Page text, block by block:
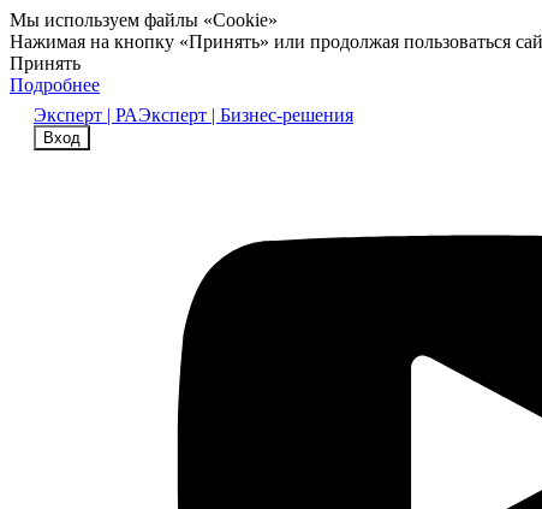
Мы используем файлы «Cookie»
Нажимая на кнопку «Принять» или продолжая пользоваться
Принять
Подробнее
Эксперт | РАЭксперт | Бизнес-решения
Вход